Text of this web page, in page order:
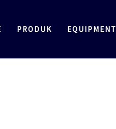
PRODUK EQUIPMENT